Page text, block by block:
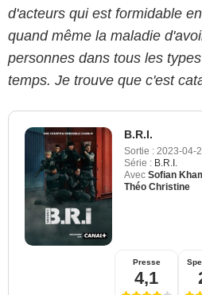
d'acteurs qui est formidable
quand même la maladie
personnes dans tous les
temps. Je trouve que c'est
B.R.I.
Sortie : 2023-04-
Série : B.R.I.
Avec Sofian
Théo Christine
Presse
4,1